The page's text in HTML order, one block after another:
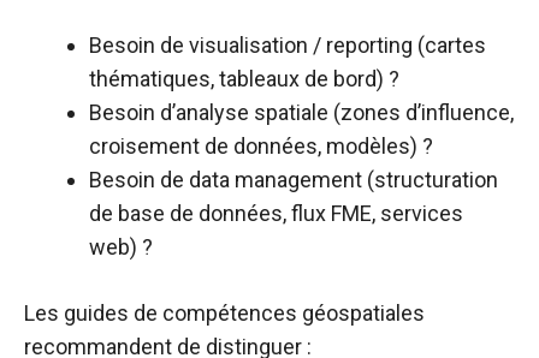
Besoin de visualisation / reporting (cartes
thématiques, tableaux de bord) ?
Besoin d’analyse spatiale (zones d’influence,
croisement de données, modèles) ?
Besoin de data management (structuration
de base de données, flux FME, services
web) ?​
Les guides de compétences géospatiales
recommandent de distinguer :